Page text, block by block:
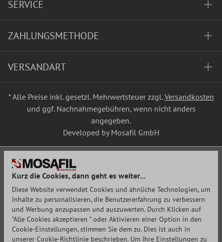
SERVICE
ZAHLUNGSMETHODE
VERSANDART
* Alle Preise inkl. gesetzl. Mehrwertsteuer zzgl.Versandkosten
und ggf. Nachnahmegebühren, wenn nicht anders
angegeben.
Developed by Mosafil GmbH
Kurz die Cookies, dann geht es weiter...
Diese Website verwendet Cookies und ähnliche Technologien, um
Inhalte zu personalisieren, die Benutzererfahrung zu verbessern
und Werbung anzupassen und auszuwerten. Durch Klicken auf
"Alle Cookies akzeptieren " oder Aktivieren einer Option in den
Cookie-Einstellungen, stimmen Sie dem zu. Dies ist auch in
unserer Cookie-Richtlinie beschrieben. Um Ihre Einstellungen zu